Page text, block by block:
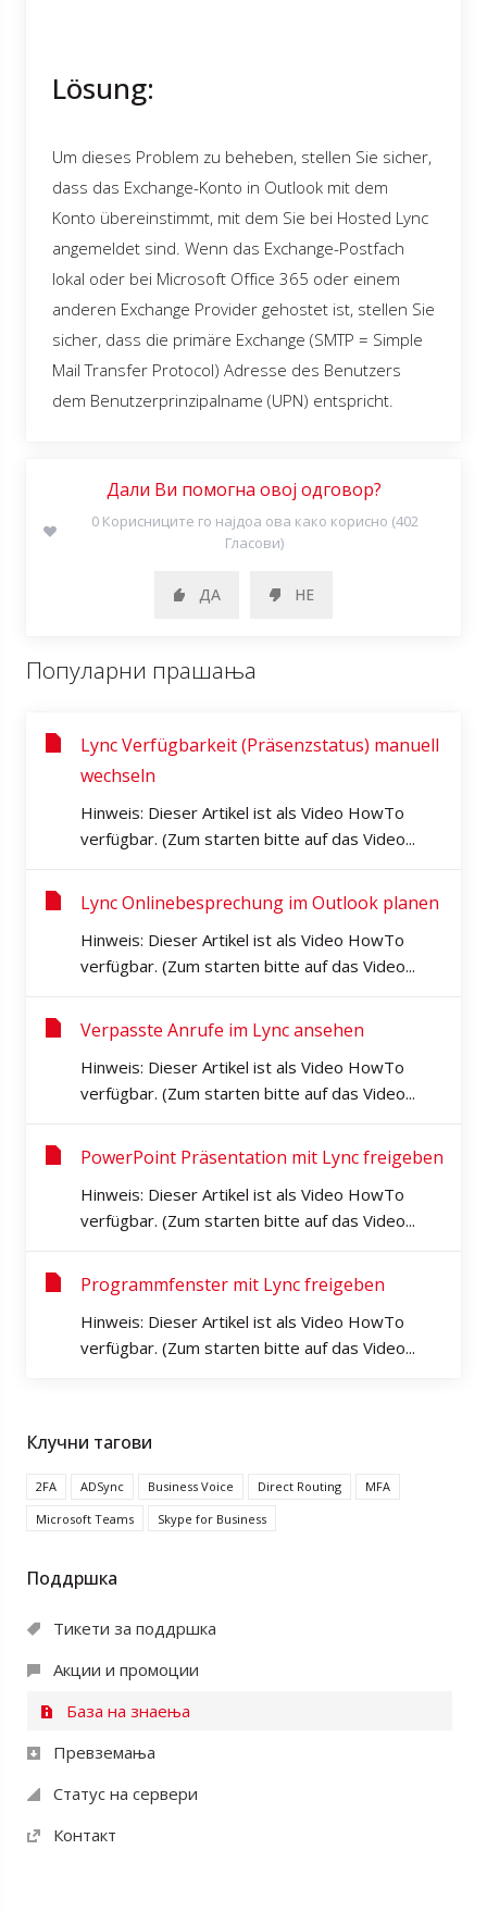
Клучни тагови
2FA ADSync Business Voice Direct Routing
MFA
Microsoft Teams
Skype for Business
Поддршка
Тикети за поддршка
Акции и промоции
База на знаења
Превземања
Статус на сервери
Контакт
Lösung:
Um dieses Problem zu beheben, stellen Sie sicher,
dass das Exchange-Konto in Outlook mit dem
Konto übereinstimmt, mit dem Sie bei Hosted Lync
angemeldet sind. Wenn das Exchange-Postfach
lokal oder bei Microsoft Office 365 oder einem
anderen Exchange Provider gehostet ist, stellen Sie
sicher, dass die primäre Exchange (SMTP = Simple
Mail Transfer Protocol) Adresse des Benutzers
dem Benutzerprinzipalname (UPN) entspricht.
Дали Ви помогна овој одговор?
0 Корисниците го најдоа ова како корисно (402
Гласови)
ДА НЕ
Популарни прашања
Lync Verfügbarkeit (Präsenzstatus) manuell
wechseln
Hinweis: Dieser Artikel ist als Video HowTo
verfügbar. (Zum starten bitte auf das Video...
Lync Onlinebesprechung im Outlook planen
Hinweis: Dieser Artikel ist als Video HowTo
verfügbar. (Zum starten bitte auf das Video...
Verpasste Anrufe im Lync ansehen
Hinweis: Dieser Artikel ist als Video HowTo
verfügbar. (Zum starten bitte auf das Video...
PowerPoint Präsentation mit Lync freigeben
Hinweis: Dieser Artikel ist als Video HowTo
verfügbar. (Zum starten bitte auf das Video...
Programmfenster mit Lync freigeben
Hinweis: Dieser Artikel ist als Video HowTo
verfügbar. (Zum starten bitte auf das Video...